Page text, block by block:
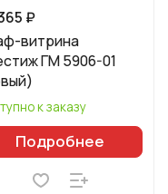
₽
витрина
ГМ 5906-01
к заказу
Подробнее